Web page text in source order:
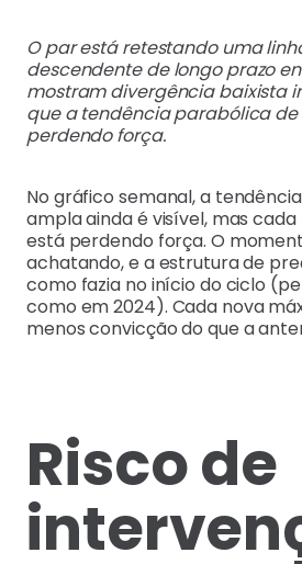
O par está retestando uma
descendente de longo prazo
mostram divergência baixista
que a tendência parabólica
perdendo força.
No gráfico semanal, a
ampla ainda é visível, mas
está perdendo força. O
achatando, e a estrutura de
como fazia no início do ciclo
como em 2024). Cada nova
menos convicção do que a
Risco de